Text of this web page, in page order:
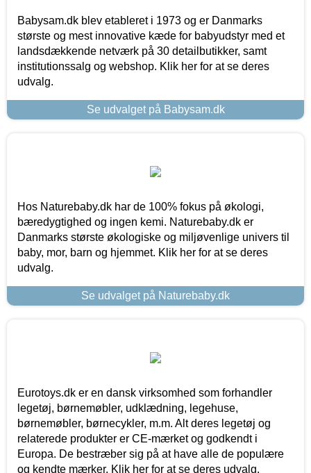
Babysam.dk blev etableret i 1973 og er Danmarks
største og mest innovative kæde for babyudstyr med et
landsdækkende netværk på 30 detailbutikker, samt
institutionssalg og webshop. Klik her for at se deres
udvalg.
Se udvalget på Babysam.dk
Hos Naturebaby.dk har de 100% fokus på økologi,
bæredygtighed og ingen kemi. Naturebaby.dk er
Danmarks største økologiske og miljøvenlige univers til
baby, mor, barn og hjemmet. Klik her for at se deres
udvalg.
Se udvalget på Naturebaby.dk
Eurotoys.dk er en dansk virksomhed som forhandler
legetøj, børnemøbler, udklædning, legehuse,
børnemøbler, børnecykler, m.m. Alt deres legetøj og
relaterede produkter er CE-mærket og godkendt i
Europa. De bestræber sig på at have alle de populære
og kendte mærker. Klik her for at se deres udvalg.